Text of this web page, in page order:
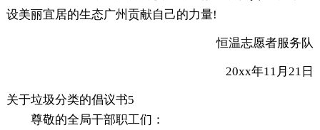
设美丽宜居的生态广州贡献自己的力量!
恒温志愿者服务队
20xx年11月21日
关于垃圾分类的倡议书5
尊敬的全局干部职工们：